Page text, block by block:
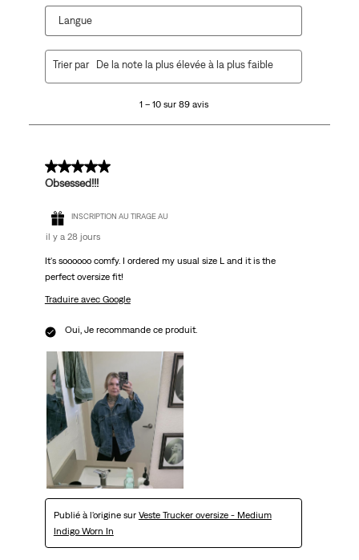
Langue
89
1 – 10 sur 89 avis
Trier par De la note la plus élevée à la plus faible
5 sur 5 étoiles.
Obsessed!!!
INSCRIPTION AU TIRAGE AU
il y a 28 jours
It's soooooo comfy. I ordered my usual size L and it is the
perfect oversize fit!
Traduire avec Google
Oui, Je recommande ce produit.
Publié à l'origine sur Veste Trucker oversize - Medium
Indigo Worn In